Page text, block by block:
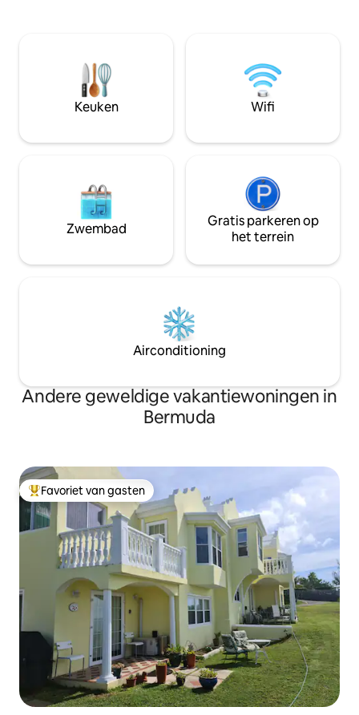
architectonisch juweeltje met
balkenplafonds, een gezellige open
haard voor koude avonden en een
moderne volledig uitgeruste keuken. De
om te vermaken of te ontspannen waar
kunnen worden geregeld via je
verhuurder.
gedeeltelijk
onwaarschijnlijke
stroomuitval -
zonne-energie/
faalt!
Keuken Wifi
Zwembad
Gratis parkeren op
het terrein
Airconditioning
Andere geweldige vakantiewoningen in
Bermuda
Topfavoriet van gasten
Favoriet van gasten